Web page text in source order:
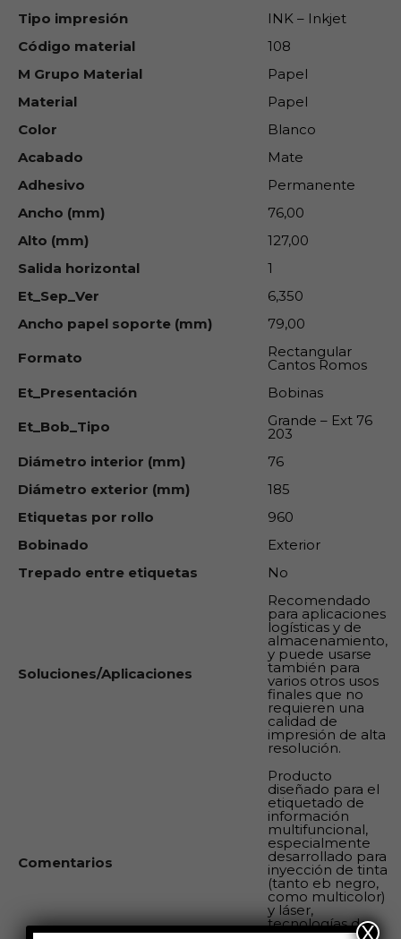
Tipo impresión
INK – Inkjet
Código material
108
M Grupo Material
Papel
Material
Papel
Color
Blanco
Acabado
Mate
Adhesivo
Permanente
Ancho (mm)
76,00
Alto (mm)
127,00
Salida horizontal
1
Et_Sep_Ver
6,350
Ancho papel soporte (mm)
79,00
Formato
Rectangular
Cantos Romos
Et_Presentación
Bobinas
Et_Bob_Tipo
Grande – Ext 76
203
Diámetro interior (mm)
76
Diámetro exterior (mm)
185
Etiquetas por rollo
960
Bobinado
Exterior
Trepado entre etiquetas
No
Soluciones/Aplicaciones
Recomendado
para aplicaciones
logísticas y de
almacenamiento,
y puede usarse
también para
varios otros usos
finales que no
requieren una
calidad de
impresión de alta
resolución.
Comentarios
Producto
diseñado para el
etiquetado de
información
multifuncional,
especialmente
desarrollado para
inyección de tinta
(tanto eb negro,
como multicolor)
y láser,
tecnologías deX